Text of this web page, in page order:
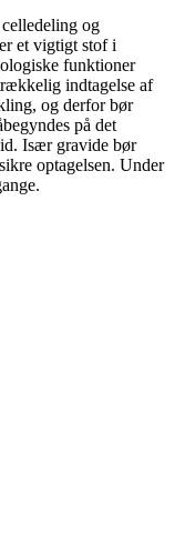
og
et vigtigt stof i
funktioner
indtagelse af
og derfor bør
på det
Især gravide bør
optagelsen. Under